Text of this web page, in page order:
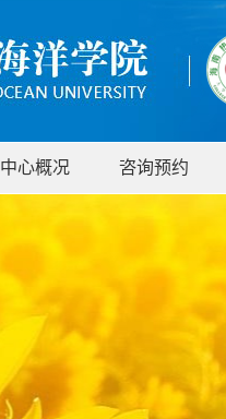
中心概况 咨询预约